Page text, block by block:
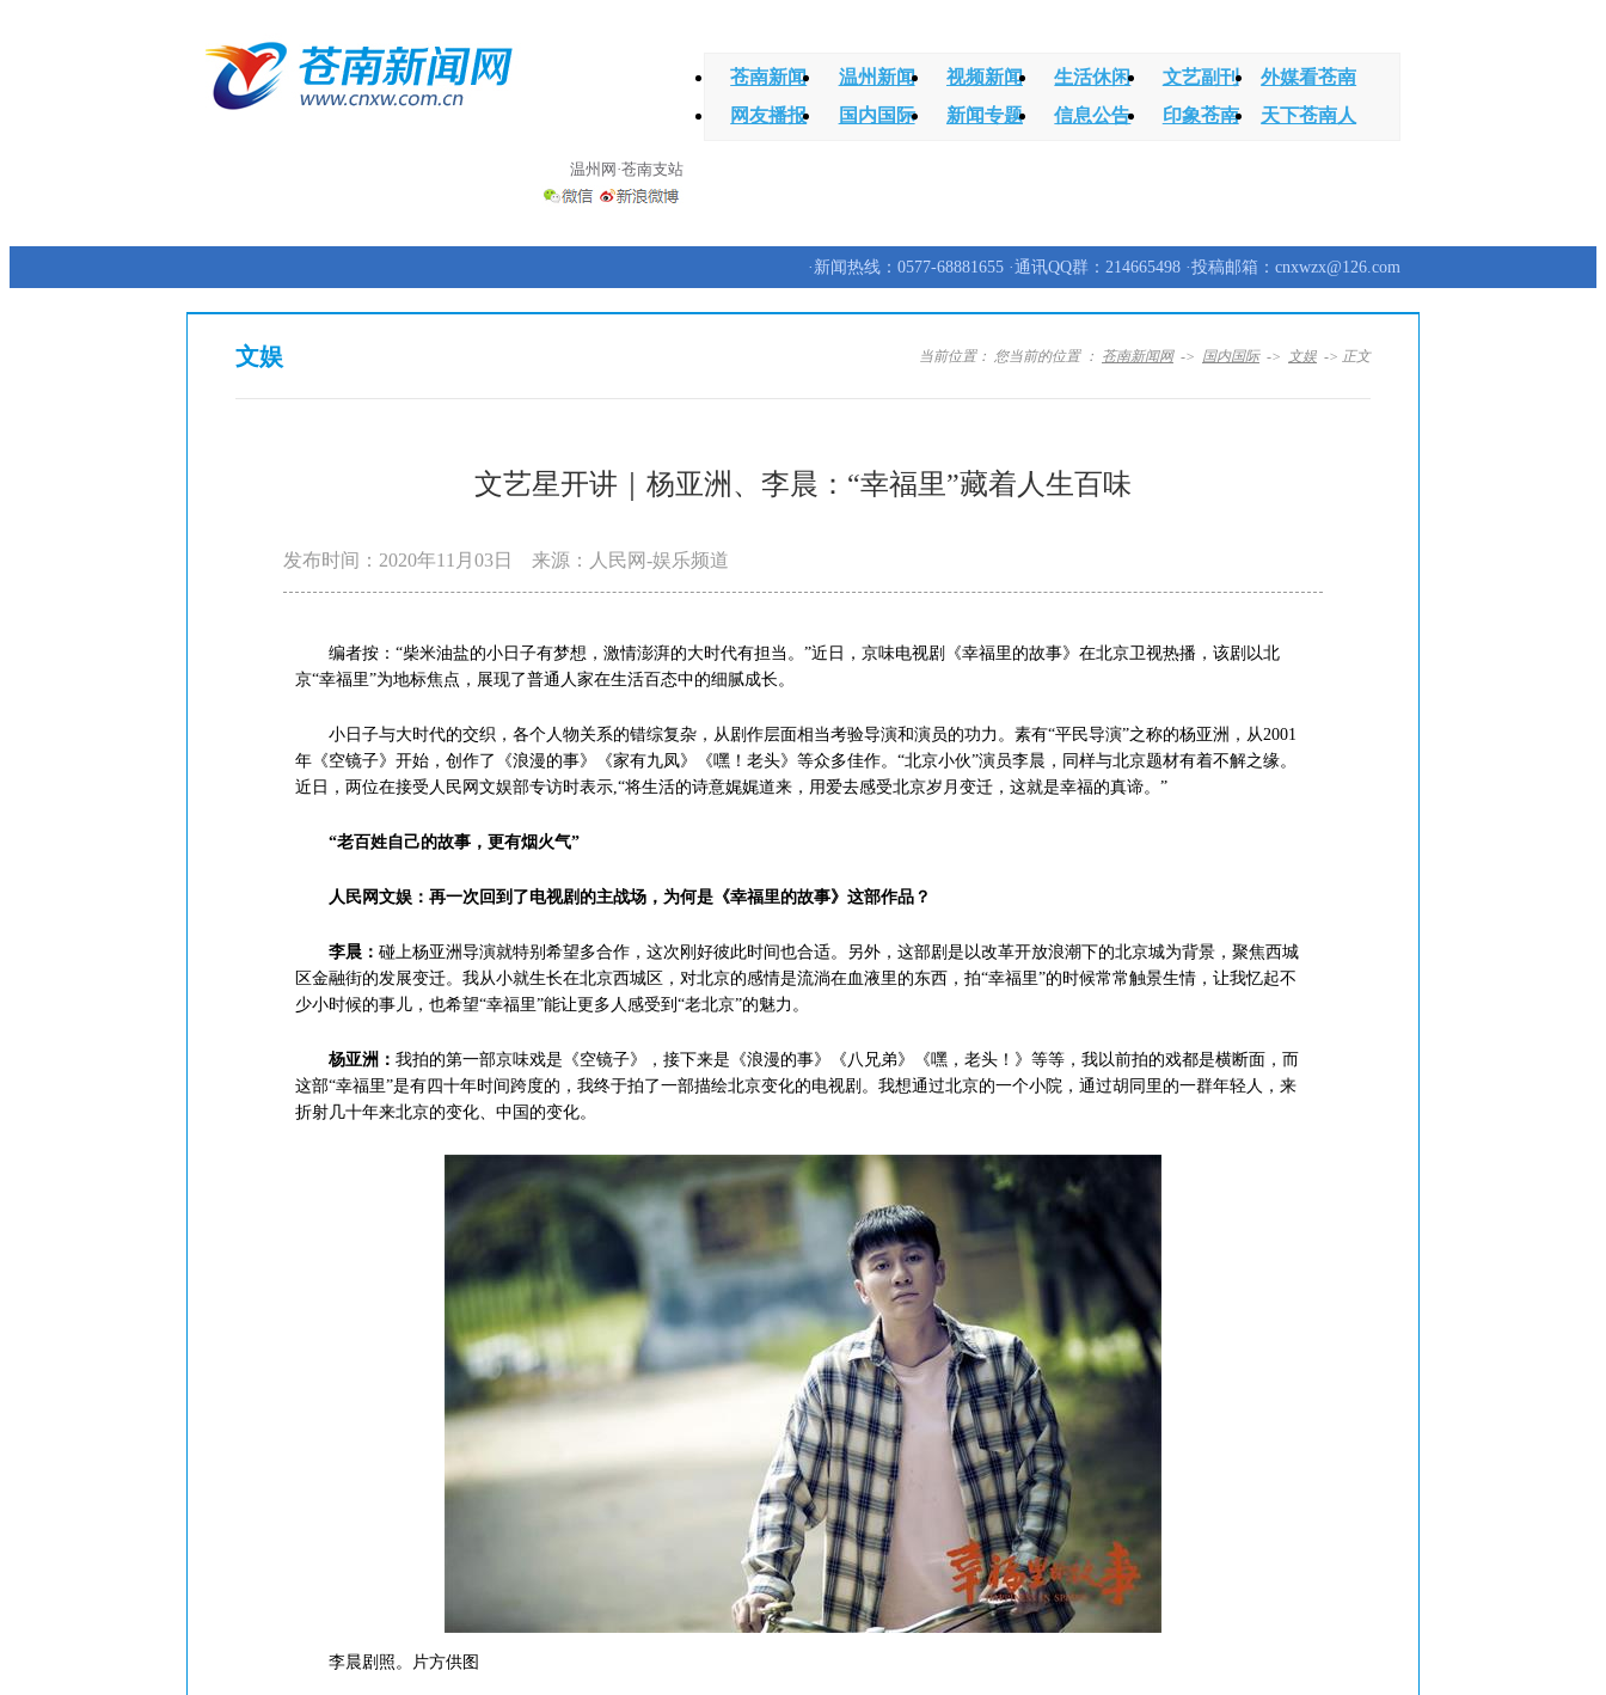
温州网·苍南支站
苍南新闻 温州新闻 视频新闻 生活休闲 文艺副刊
外媒看苍南
网友播报
国内国际 新闻专题 信息公告 印象苍南 天下苍南人
·新闻热线：0577-68881655 ·通讯QQ群：214665498 ·投稿邮箱：cnxwzx@126.com
当前位置： 您当前的位置 ： 苍南新闻网-> 国内国际-> 文娱 -> 正文
文娱
文艺星开讲｜杨亚洲、李晨：“幸福里”藏着人生百味
发布时间：2020年11月03日 来源：人民网-娱乐频道
编者按：“柴米油盐的小日子有梦想，激情澎湃的大时代有担当。”近日，京味电视剧《幸福里的故事》在北京卫视热播，该剧以北
京“幸福里”为地标焦点，展现了普通人家在生活百态中的细腻成长。
小日子与大时代的交织，各个人物关系的错综复杂，从剧作层面相当考验导演和演员的功力。素有“平民导演”之称的杨亚洲，从2001
年《空镜子》开始，创作了《浪漫的事》《家有九凤》《嘿！老头》等众多佳作。“北京小伙”演员李晨，同样与北京题材有着不解之缘。
近日，两位在接受人民网文娱部专访时表示,“将生活的诗意娓娓道来，用爱去感受北京岁月变迁，这就是幸福的真谛。”
“老百姓自己的故事，更有烟火气”
人民网文娱：再一次回到了电视剧的主战场，为何是《幸福里的故事》这部作品？
李晨： 碰上杨亚洲导演就特别希望多合作，这次刚好彼此时间也合适。另外，这部剧是以改革开放浪潮下的北京城为背景，聚焦西城
区金融街的发展变迁。我从小就生长在北京西城区，对北京的感情是流淌在血液里的东西，拍“幸福里”的时候常常触景生情，让我忆起不
少小时候的事儿，也希望“幸福里”能让更多人感受到“老北京”的魅力。
杨亚洲： 我拍的第一部京味戏是《空镜子》，接下来是《浪漫的事》《八兄弟》《嘿，老头！》等等，我以前拍的戏都是横断面，而
这部“幸福里”是有四十年时间跨度的，我终于拍了一部描绘北京变化的电视剧。我想通过北京的一个小院，通过胡同里的一群年轻人，来
折射几十年来北京的变化、中国的变化。
李晨剧照。片方供图